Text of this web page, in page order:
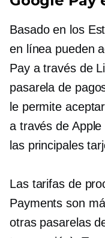
Basado en los
en línea pueden
Pay a través de
pasarela de
le permite
a través de
las principales
Las tarifas de
Payments son
otras pasarelas